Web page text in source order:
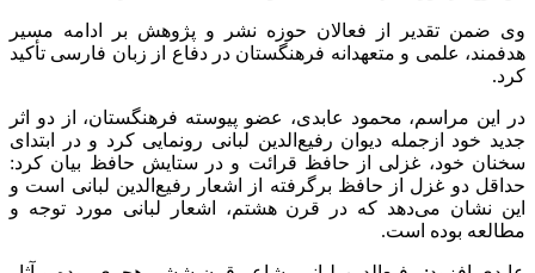
وی ضمن تقدیر از فعالان حوزه نشر و پژوهش بر ادامه مسیر
هدفمند، علمی و متعهدانه فرهنگستان در دفاع از زبان فارسی تأکید
کرد.
در این مراسم، محمود عابدی، عضو پیوسته فرهنگستان، از دو اثر
جدید خود ازجمله دیوان رفیع‌الدین لبانی رونمایی کرد و در ابتدای
سخنان خود، غزلی از حافظ قرائت و در ستایش حافظ بیان کرد:
حداقل دو غزل از حافظ برگرفته از اشعار رفیع‌الدین لبانی است و
این نشان می‌دهد که در قرن هشتم، اشعار لبانی مورد توجه و
مطالعه بوده است.